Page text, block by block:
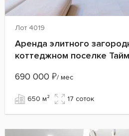
Лот 4019
Аренда элитного
коттеджном поселке
690 000 ₽/ мес
650 м² 17 cоток